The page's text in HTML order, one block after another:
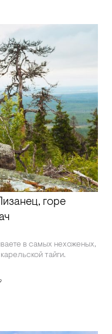
горе
в самых нехоженых,
тайги.